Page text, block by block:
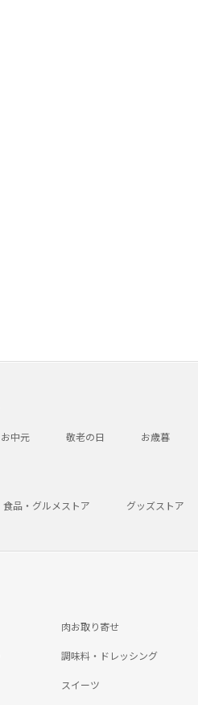
お中元 敬老の日 お歳暮
食品・グルメストア グッズストア
肉お取り寄せ
調味料・ドレッシング
スイーツ